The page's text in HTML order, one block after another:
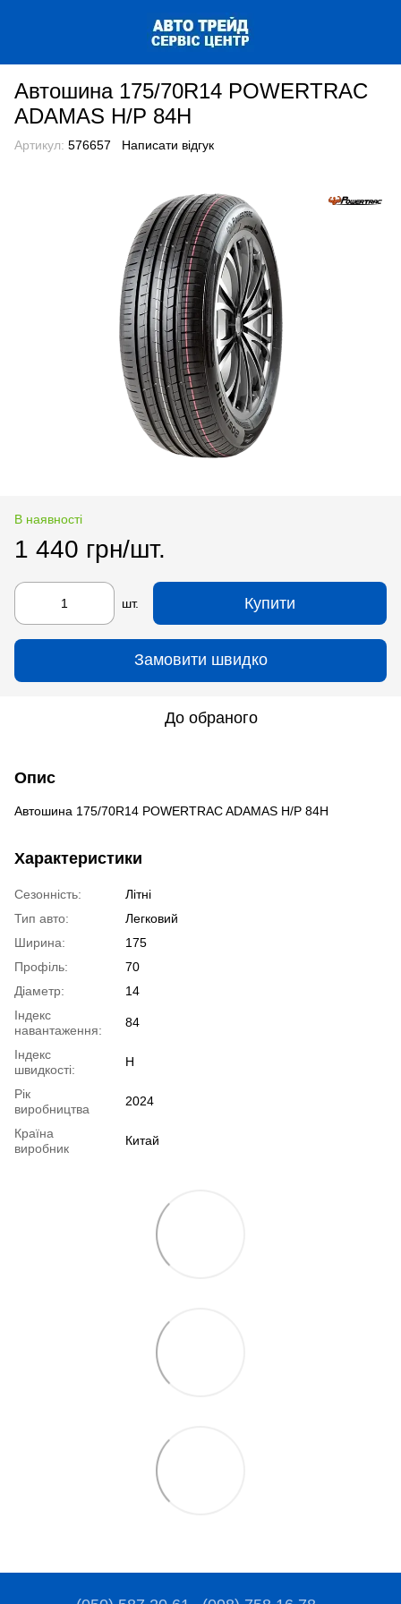
Автошина 175/70R14 POWERTRAC
ADAMAS H/P 84H
Артикул: 576657 Написати відгук
В наявності
1 440 грн/шт.
шт. Купити
Замовити швидко
До обраного
Опис
Автошина 175/70R14 POWERTRAC ADAMAS H/P 84H
Характеристики
Сезонність:
Літні
Тип авто:
Легковий
Ширина:
175
Профіль:
70
Діаметр:
14
Індекс
навантаження:
84
Індекс
швидкості:
H
Рік
виробництва
2024
Країна
виробник
Китай